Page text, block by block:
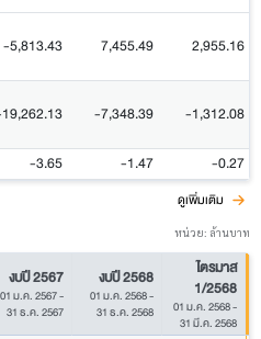
-5,813.43 7,455.49 2,955.16
-7,348.39 -1,312.08
-3.65 -1.47 -0.27
ดูเพิ่มเติม
หน่วย: ล้านบาท
งบปี 2567
01 ม.ค. 2567-
31 ธ.ค. 2567
งบปี 2568
01 ม.ค. 2568-
31 ธ.ค. 2568
ไตรมาส
1/2568
01 ม.ค. 2568-
31 มี.ค. 2568